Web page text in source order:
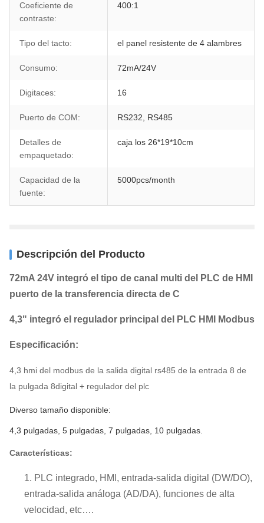
Coeficiente de
contraste:
400:1
Tipo del tacto: el panel resistente de 4 alambres
Consumo: 72mA/24V
Digitaces: 16
Puerto de COM: RS232, RS485
Detalles de
empaquetado:
caja los 26*19*10cm
Capacidad de la
fuente:
5000pcs/month
Descripción del Producto
72mA 24V integró el tipo de canal multi del PLC de HMI
puerto de la transferencia directa de C
4,3" integró el regulador principal del PLC HMI Modbus
Especificación:
4,3 hmi del modbus de la salida digital rs485 de la entrada 8 de
la pulgada 8digital + regulador del plc
Diverso tamaño disponible:
4,3 pulgadas, 5 pulgadas, 7 pulgadas, 10 pulgadas.
Características:
PLC integrado, HMl, entrada-salida digital (DW/DO),
entrada-salida análoga (AD/DA), funciones de alta
velocidad, etc….